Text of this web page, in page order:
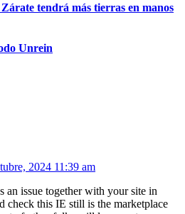
tendrá más tierras en manos
Unrein
2024 11:39 am
an issue together with your site in
check this IE still is the marketplace